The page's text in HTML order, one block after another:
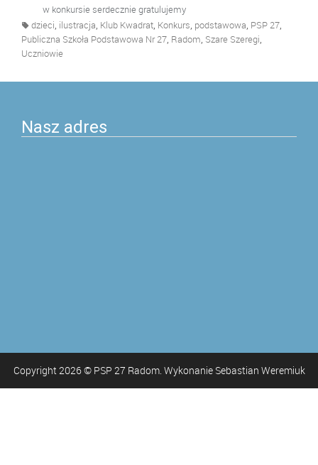
w konkursie serdecznie gratulujemy
dzieci, ilustracja, Klub Kwadrat, Konkurs, podstawowa, PSP 27,
Publiczna Szkoła Podstawowa Nr 27, Radom, Szare Szeregi,
Uczniowie
Nasz adres
Copyright2026© PSP 27 Radom. Wykonanie Sebastian Weremiuk